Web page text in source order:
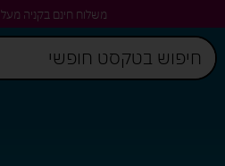
משלוח חינם בקניה מעל 329 ש"ח!!